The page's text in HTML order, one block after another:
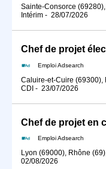
Sainte-Consorce
Intérim - 28/07/2026
Chef de projet
Emploi Adsearch
Caluire-et-Cuire (69300),
CDI - 23/07/2026
Emploi Adsearch
Lyon (69000), Rhône
02/08/2026